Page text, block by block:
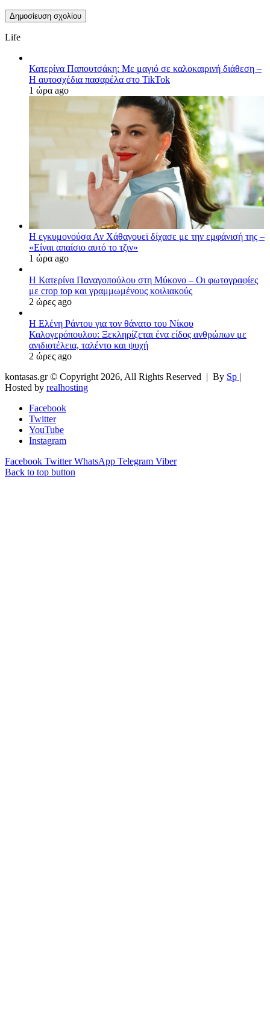
Life
Κατερίνα Παπουτσάκη: Με μαγιό σε καλοκαιρινή διάθεση –
Η αυτοσχέδια πασαρέλα στο TikTok
1 ώρα ago
Η εγκυμονούσα Αν Χάθαγουεϊ δίχασε με την εμφάνισή της –
«Είναι απαίσιο αυτό το τζιν»
1 ώρα ago
Η Κατερίνα Παναγοπούλου στη Μύκονο – Οι φωτογραφίες
με crop top και γραμμωμένους κοιλιακούς
2 ώρες ago
Η Ελένη Ράντου για τον θάνατο του Νίκου
Καλογερόπουλου: Ξεκληρίζεται ένα είδος ανθρώπων με
ανιδιοτέλεια, ταλέντο και ψυχή
2 ώρες ago
kontasas.gr © Copyright 2026, All Rights Reserved | By Sp |
Hosted by realhosting
Facebook
Twitter
YouTube
Instagram
Facebook Twitter WhatsApp Telegram Viber
Back to top button